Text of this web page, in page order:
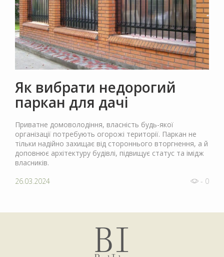
Як вибрати недорогий
паркан для дачі
Приватне домоволодіння, власність будь-якої
організації потребують огорожі території. Паркан не
тільки надійно захищає від стороннього вторгнення, а й
доповнює архітектуру будівлі, підвищує статус та імідж
власників.
26.03.2024
- 0